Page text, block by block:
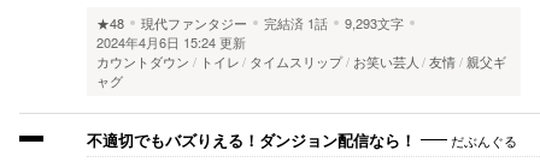
★48
現代ファンタジー 完結済 1話
9,293文字
2024年4月6日 15:24 更新
カウントダウン
トイレ タイムスリップ お笑い芸人 友情
親父ギ
ャグ
不適切でもバズりえる！ダンジョン配信なら！ だぶんぐる